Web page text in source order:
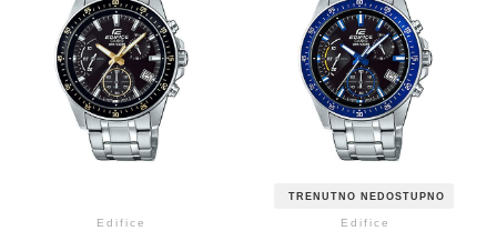
Edifice
TRENUTNO NEDOSTUPNO
Edifice